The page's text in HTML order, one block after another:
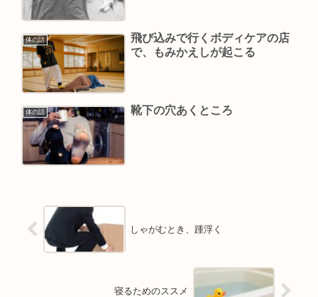
体の話
飛び込みで行くボディケアの店
で、もみかえしが起こる
体の話 靴下の穴あくところ
しゃがむとき、踵浮く
寝るためのススメ